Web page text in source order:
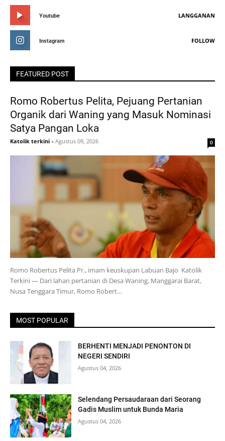
Youtube LANGGANAN
Instagram FOLLOW
FEATURED POST
Romo Robertus Pelita, Pejuang Pertanian
Organik dari Waning yang Masuk Nominasi
Satya Pangan Loka
Katolik terkini - Agustus 09, 2026 0
Romo Robertus Pelita Pr., imam keuskupan Labuan Bajo Katolik
Terkini — Dari lahan pertanian di Desa Waning, Manggarai Barat,
Nusa Tenggara Timur, Romo Robert…
MOST POPULAR
BERHENTI MENJADI PENONTON DI
NEGERI SENDIRI
Agustus 04, 2026
Selendang Persaudaraan dari Seorang
Gadis Muslim untuk Bunda Maria
Agustus 04, 2026